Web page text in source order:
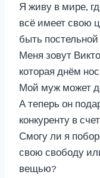
Я живу в мире,
всё имеет свою
быть
Меня зовут
которая днём
Мой муж может
А теперь он
конкуренту в
Смогу ли я
свою свободу
вещью?